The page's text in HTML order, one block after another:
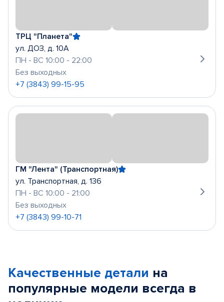
ТРЦ "Планета"
ул. ДОЗ, д. 10А
ПН - ВС 10:00 - 22:00
Без выходных
+7 (3843) 99-15-95
ГМ "Лента" (Транспортная)
ул. Транспортная, д. 136
ПН - ВС 10:00 - 21:00
Без выходных
+7 (3843) 99-10-71
Качественные детали на
популярные модели всегда в